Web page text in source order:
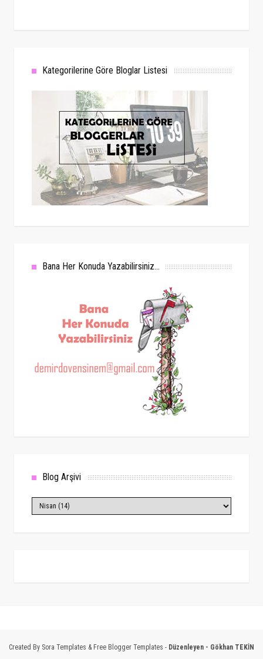
Kategorilerine Göre Bloglar Listesi
Bana Her Konuda Yazabilirsiniz...
Blog Arşivi
Created By Sora Templates & Free Blogger Templates - Düzenleyen - Gökhan TEKİN